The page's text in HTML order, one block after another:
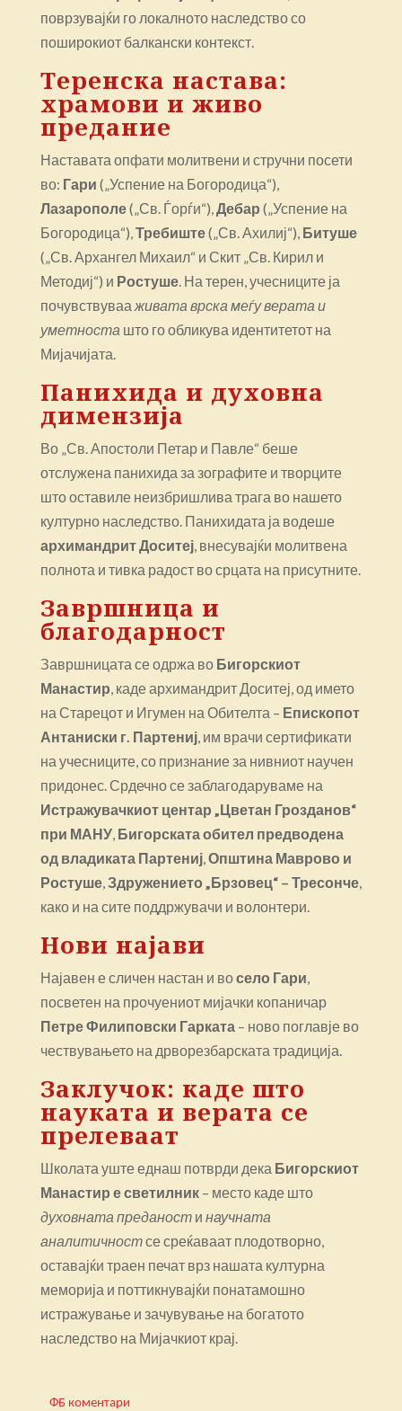
поврзувајќи го локалното наследство со
поширокиот балкански контекст.
Теренска настава:
храмови и живо
предание
Наставата опфати молитвени и стручни посети
во: Гари („Успение на Богородица“),
Лазарополе(„Св. Ѓорѓи“), Дебар („Успение на
Богородица“), Требиште(„Св. Ахилиј“), Битуше
(„Св. Архангел Михаил“ и Скит „Св. Кирил и
Методиј“) и Ростуше. На терен, учесниците ја
почувствуваа живата врска меѓу верата и
уметноста што го обликува идентитетот на
Мијачијата.
Панихида и духовна
димензија
Во „Св. Апостоли Петар и Павле“ беше
отслужена панихида за зографите и творците
што оставиле неизбришлива трага во нашето
културно наследство. Панихидата ја водеше
архимандрит Доситеј, внесувајќи молитвена
полнота и тивка радост во срцата на присутните.
Завршница и
благодарност
Завршницата се одржа во Бигорскиот
Манастир , каде архимандрит Доситеј, од името
на Старецот и Игумен на Обителта – Епископот
Антаниски г. Партениј, им врачи сертификати
на учесниците, со признание за нивниот научен
придонес. Срдечно се заблагодаруваме на
Истражувачкиот центар „Цветан Грозданов“
при МАНУ, Бигорската обител предводена
од владиката Партениј, Општина Маврово и
Ростуше, Здружението „Брзовец“ – Тресонче,
како и на сите поддржувачи и волонтери.
Нови најави
Најавен е сличен настан и восело Гари
посветен на прочуениот мијачки копаничар
Петре Филиповски Гарката – ново поглавје во
чествувањето на дрворезбарската традиција.
Заклучок: каде што
науката и верата се
прелеваат
Школата уште еднаш потврди дека Бигорскиот
Манастир е светилник– место каде што
духовната преданости научната
аналитичностсе среќаваат плодотворно,
оставајќи траен печат врз нашата културна
меморија и поттикнувајќи понатамошно
истражување и зачувување на богатото
наследство на Мијачкиот крај.
ФБ коментари